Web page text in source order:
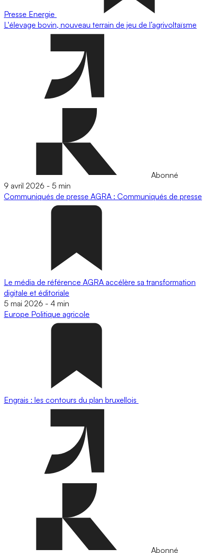
Presse Energie
L'élevage bovin, nouveau terrain de jeu de l’agrivoltaïsme
Abonné
9 avril 2026 - 5 min
Communiqués de presse AGRA : Communiqués de presse
Le média de référence AGRA accélère sa transformation
digitale et éditoriale
5 mai 2026 - 4 min
Europe Politique agricole
Engrais : les contours du plan bruxellois
Abonné